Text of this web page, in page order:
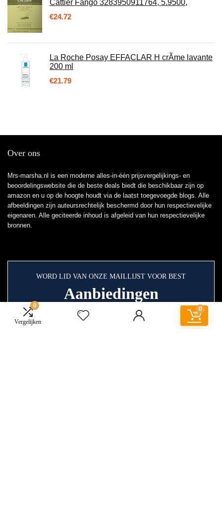
0
Vergelijken
0
Cattier Fango 3283950911764, 5.9500,
€24.72
La Roche Posay EFFACLAR H crÃme lavante
200 ml
€21.79
Over ons
Mrs-marsha.nl is een moderne alles-in-één prijsvergelijkings- en
beoordelingswebsite die de beste deals biedt die beschikbaar zijn op
amazon en u op de hoogte houdt via de laatst toegevoegde blogs. Alle
afbeeldingen zijn auteursrechtelijk beschermd door hun respectievelijke
eigenaren. Alle geciteerde inhoud is afgeleid van hun respectievelijke
bronnen.
WORD LID VAN ONZE MAILLIJST VOOR BEST
Aanbiedingen